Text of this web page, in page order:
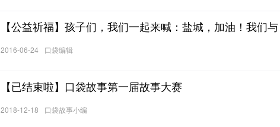
【公益祈福】孩子们，我们一起来喊：盐城，加油！我们与
你们同在！
2016-06-24 口袋编辑
【已结束啦】口袋故事第一届故事大赛
2018-12-18 口袋故事小编